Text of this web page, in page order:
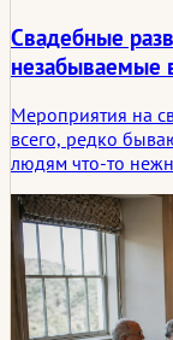
Свадебные
незабываемые
Мероприятия на
всего, редко
людям что-то
что можно унести
гостей имеют
они часто
зрелищные